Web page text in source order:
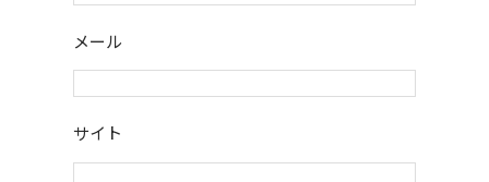
メール
サイト